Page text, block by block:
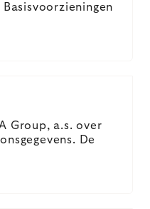
Group, a.s. over
De